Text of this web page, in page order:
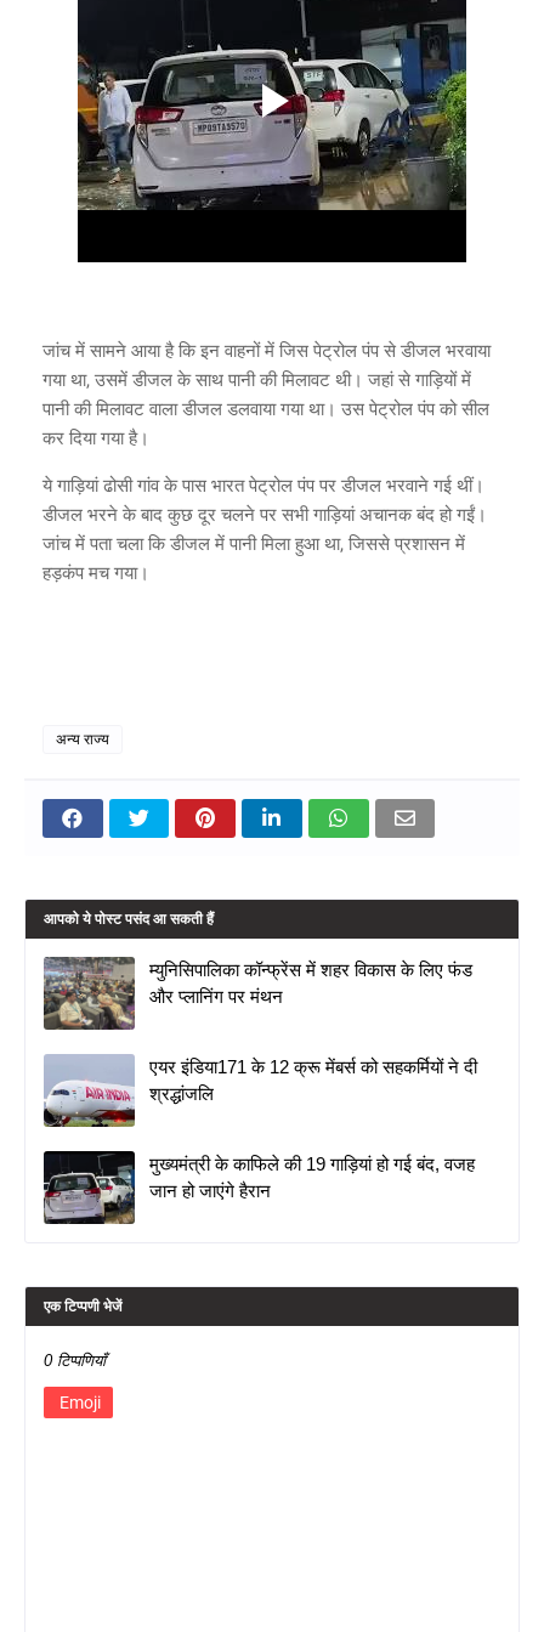
जांच में सामने आया है कि इन वाहनों में जिस पेट्रोल पंप से डीजल भरवाया
गया था, उसमें डीजल के साथ पानी की मिलावट थी। जहां से गाड़ियों में
पानी की मिलावट वाला डीजल डलवाया गया था। उस पेट्रोल पंप को सील
कर दिया गया है।
ये गाड़ियां ढोसी गांव के पास भारत पेट्रोल पंप पर डीजल भरवाने गई थीं।
डीजल भरने के बाद कुछ दूर चलने पर सभी गाड़ियां अचानक बंद हो गईं।
जांच में पता चला कि डीजल में पानी मिला हुआ था, जिससे प्रशासन में
हड़कंप मच गया।
अन्य राज्य
आपको ये पोस्ट पसंद आ सकती हैं
म्युनिसिपालिका कॉन्फ्रेंस में शहर विकास के लिए फंड
और प्लानिंग पर मंथन
एयर इंडिया171 के 12 क्रू मेंबर्स को सहकर्मियों ने दी
श्रद्धांजलि
मुख्यमंत्री के काफिले की 19 गाड़ियां हो गई बंद, वजह
जान हो जाएंगे हैरान
एक टिप्पणी भेजें
0 टिप्पणियाँ
Emoji